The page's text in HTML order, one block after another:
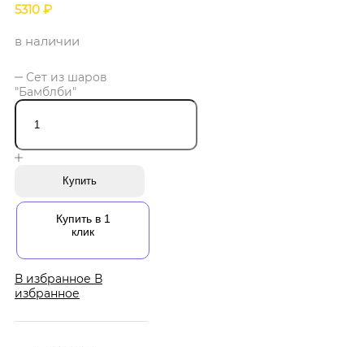
5310 ₽
в наличии
Сет из шаров
"Бамблби"
Купить
Купить в 1
клик
В избранное В
избранное